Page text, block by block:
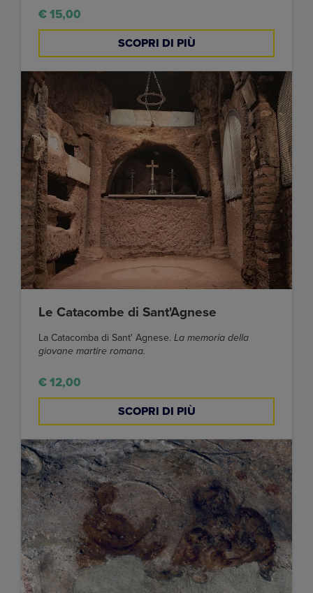
€ 15,00
SCOPRI DI PIÙ
Le Catacombe di Sant'Agnese
La Catacomba di Sant' Agnese. La memoria della
giovane martire romana.
€ 12,00
SCOPRI DI PIÙ